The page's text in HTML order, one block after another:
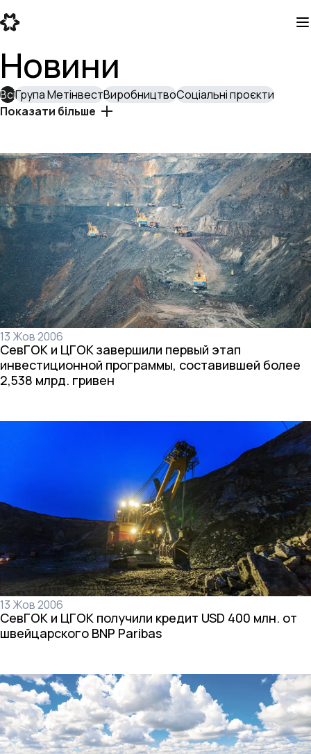
Новини
ВсіГрупа МетінвестВиробництвоСоціальні проєкти
Показати більше
13 Жов 2006
СевГОК и ЦГОК завершили первый этап
инвестиционной программы, составившей более
2,538 млрд. гривен
13 Жов 2006
СевГОК и ЦГОК получили кредит USD 400 млн. от
швейцарского BNP Paribas